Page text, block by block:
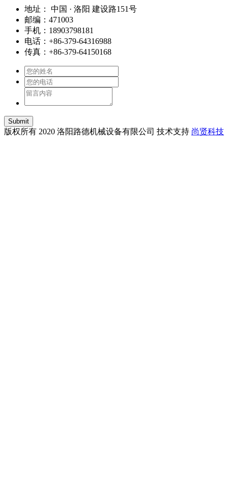
地址： 中国 · 洛阳 建设路151号
邮编：471003
手机：18903798181
电话：+86-379-64316988
传真：+86-379-64150168
Submit
版权所有 2020 洛阳路德机械设备有限公司 技术支持 尚贤科技